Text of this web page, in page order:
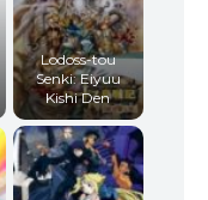
Lodoss-tou
Senki: Eiyuu
Kishi Den